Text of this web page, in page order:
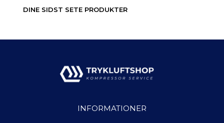
DINE SIDST SETE PRODUKTER
INFORMATIONER